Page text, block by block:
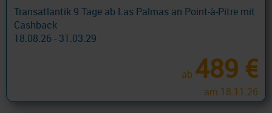
Transatlantik 9 Tage ab Las Palmas an Point-à-Pitre mit
Cashback
18.08.26 - 31.03.29
ab 489 €
am 18.11.26